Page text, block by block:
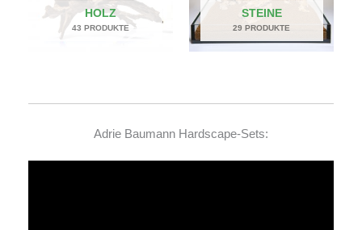
HOLZ
43 PRODUKTE
STEINE
29 PRODUKTE
Adrie Baumann Hardscape-Sets: